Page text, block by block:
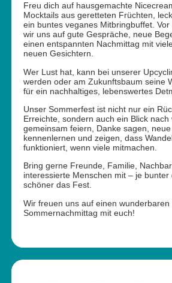
Freu dich auf hausgemachte
Mocktails aus geretteten Früchten,
ein buntes veganes Mitbringbuffet.
wir uns auf gute Gespräche, neue
einen entspannten Nachmittag mit
neuen Gesichtern.
Wer Lust hat, kann bei unserer
werden oder am Zukunftsbaum seine
für ein nachhaltiges, lebenswertes
Unser Sommerfest ist nicht nur ein
Erreichte, sondern auch ein Blick
gemeinsam feiern, Danke sagen,
kennenlernen und zeigen, dass
funktioniert, wenn viele mitmachen.
Bring gerne Freunde, Familie,
interessierte Menschen mit – je
schöner das Fest.
Wir freuen uns auf einen wunderbaren
Sommernachmittag mit euch!